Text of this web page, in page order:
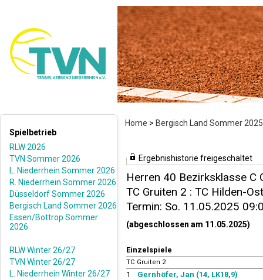
Home > Bergisch Land Sommer 2025
Spielbetrieb
RLW 2026
TVN Sommer 2026
L. Niederrhein Sommer 2026
R. Niederrhein Sommer 2026
Düsseldorf Sommer 2026
Bergisch Land Sommer 2026
Essen/Bottrop Sommer
2026
RLW Winter 26/27
TVN Winter 26/27
L. Niederrhein Winter 26/27
Ergebnishistorie freigeschaltet
Herren 40 Bezirksklasse C
TC Gruiten 2 : TC Hilden-
Termin: So. 11.05.2025
(abgeschlossen am 11.05.2025)
Einzelspiele
TC Gruiten 2
1
Gernhöfer, Jan (14, LK18,9)